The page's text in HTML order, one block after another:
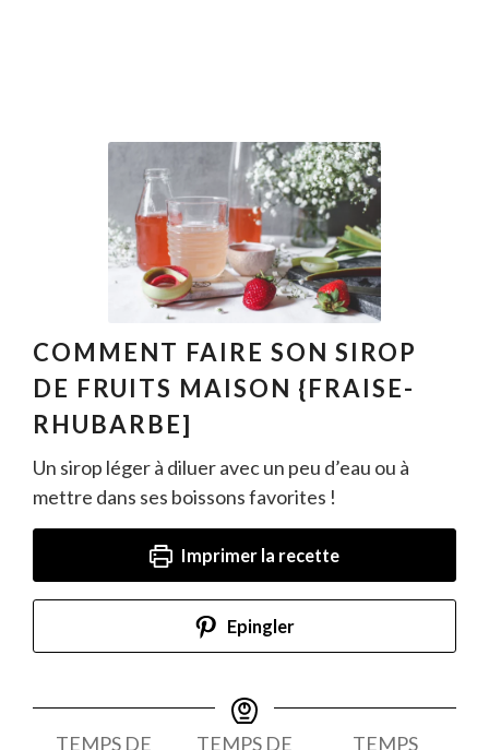
COMMENT FAIRE SON SIROP
DE FRUITS MAISON {FRAISE-
RHUBARBE]
Un sirop léger à diluer avec un peu d’eau ou à
mettre dans ses boissons favorites !
Imprimer la recette
Epingler
TEMPS DE TEMPS DE TEMPS